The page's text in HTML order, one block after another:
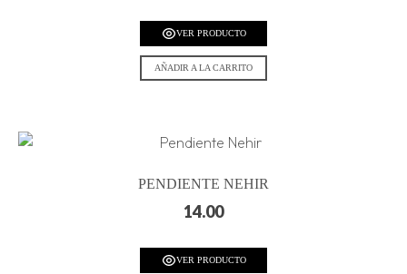
VER PRODUCTO
AÑADIR A LA CARRITO
PENDIENTE NEHIR
14.00
VER PRODUCTO